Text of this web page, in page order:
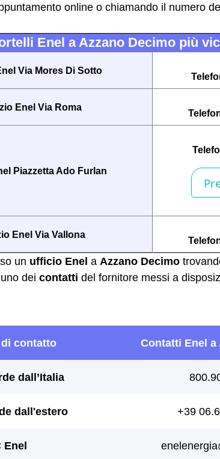
online o chiamando il numero
Enel a Azzano Decimo più
Via Mores Di Sotto
Enel Via Roma
Piazzetta Ado Furlan
Enel Via Vallona
un ufficio Enel a Azzano Decimo
dei contatti del fornitore messi a